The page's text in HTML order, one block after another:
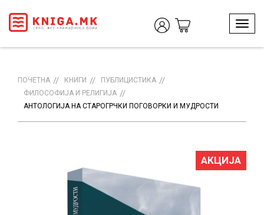
T
o
g
v
g
t
ПОЧЕТНА КНИГИ
ПУБЛИЦИСТИКА
ФИЛОСОФИЈА И РЕЛИГИЈА
АНТОЛОГИЈА НА СТАРОГРЧКИ ПОГОВОРКИ И МУДРОСТИ
АКЦИЈА